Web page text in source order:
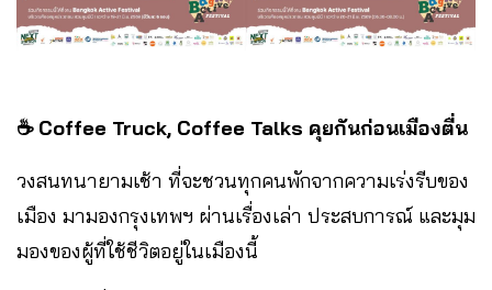
☕️ Coffee Truck, Coffee Talks คุยกันก่อนเมืองตื่น
วงสนทนายามเช้า ที่จะชวนทุกคนพักจากความเร่งรีบของ
เมือง มามองกรุงเทพฯ ผ่านเรื่องเล่า ประสบการณ์ และมุม
มองของผู้ที่ใช้ชีวิตอยู่ในเมืองนี้